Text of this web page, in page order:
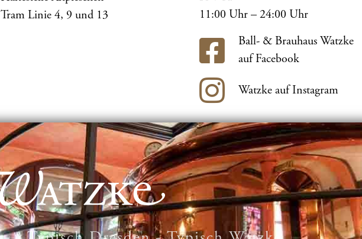
Tram Linie 4, 9 und 13
11:00 Uhr – 24:00 Uhr
Ball- & Brauhaus Watzke
auf Facebook
Watzke auf Instagram